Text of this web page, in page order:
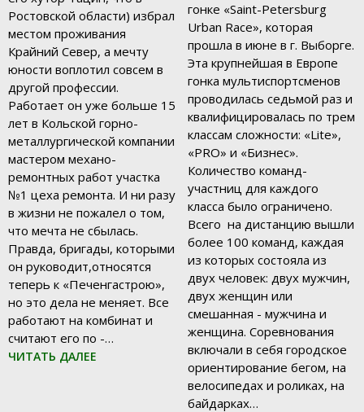
Ростовской области) избрал
местом проживания
Крайний Север, а мечту
юности воплотил совсем в
другой профессии.
Работает он уже больше 15
лет в Кольской горно-
металлургической компании
мастером механо-
ремонтных работ участка
№1 цеха ремонта. И ни разу
в жизни не пожалел о том,
что мечта не сбылась.
Правда, бригады, которыми
он руководит,относятся
теперь к «Печенгастрою»,
но это дела не меняет. Все
работают на комбинат и
считают его по -…
ЧИТАТЬ ДАЛЕЕ
гонке «Saint-Petersburg
Urban Race», которая
прошла в июне в г. Выборге.
Эта крупнейшая в Европе
гонка мультиспортсменов
проводилась седьмой раз и
квалифицировалась по трем
классам сложности: «Lite»,
«PRO» и «Бизнес».
Количество команд-
участниц для каждого
класса было ограничено.
Всего на дистанцию вышли
более 100 команд, каждая
из которых состояла из
двух человек: двух мужчин,
двух женщин или
смешанная - мужчина и
женщина. Соревнования
включали в себя городское
ориентирование бегом, на
велосипедах и роликах, на
байдарках…